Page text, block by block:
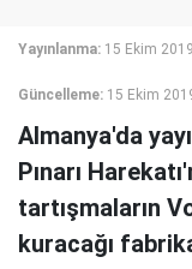
Yayınlanma: 15 Ekim
Güncelleme: 15 Ekim
Almanya'da
Pınarı
tartışmaların
kuracağı